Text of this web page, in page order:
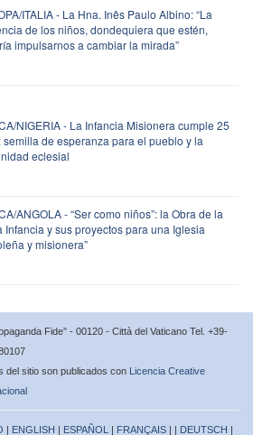
ITALIA - La Hna. Inês Paulo Albino: “La
de los niños, dondequiera que estén,
impulsarnos a cambiar la mirada”
NIGERIA - La Infancia Misionera cumple 25
semilla de esperanza para el pueblo y la
eclesial
ANGOLA - “Ser como niños”: la Obra de la
Infancia y sus proyectos para una Iglesia
y misionera”
Fide” - 00120 - Città del Vaticano Tel. +39-
del sitio son publicados con Licencia Creative
| ENGLISH | ESPAÑOL | FRANÇAIS | | DEUTSCH |